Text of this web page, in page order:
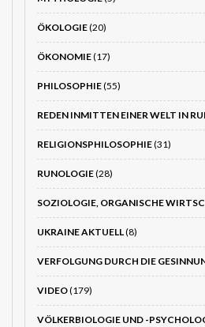
ÖKOLOGIE(20)
ÖKONOMIE(17)
PHILOSOPHIE(55)
REDEN INMITTEN EINER WELT IN
RELIGIONSPHILOSOPHIE(31)
RUNOLOGIE(28)
SOZIOLOGIE, ORGANISCHE
UKRAINE AKTUELL(8)
VERFOLGUNG DURCH DIE
VIDEO(179)
VÖLKERBIOLOGIE UND -